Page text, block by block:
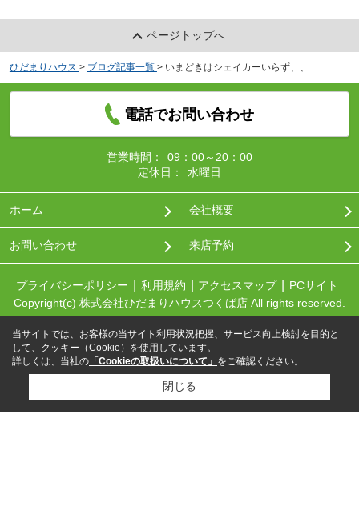
ページトップへ
ひだまりハウス > ブログ記事一覧 > いまどきはシェイカーいらず、、
電話でお問い合わせ
営業時間：
09：00～20：00
定休日：
水曜日
ホーム 会社概要
お問い合わせ 来店予約
プライバシーポリシー 利用規約 アクセスマップ
PCサイト
Copyright(c) 株式会社ひだまりハウスつくば店 All rights reserved.
当サイトでは、お客様の当サイト利用状況把握、サービス向上検討を目的と
して、クッキー（Cookie）を使用しています。
詳しくは、当社の 「Cookieの取扱いについて」 をご確認ください。
閉じる